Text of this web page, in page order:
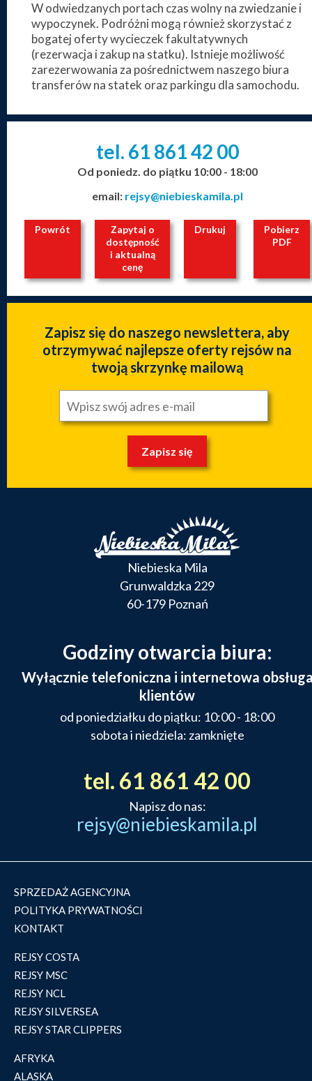
W odwiedzanych portach czas wolny na zwiedzanie i
wypoczynek. Podróżni mogą również skorzystać z
bogatej oferty wycieczek fakultatywnych
(rezerwacja i zakup na statku). Istnieje możliwość
zarezerwowania za pośrednictwem naszego biura
transferów na statek oraz parkingu dla samochodu.
tel. 61 86142 00
Od poniedz. do piątku 10:00 - 18:00
email: rejsy@niebieskamila.pl
Powrót
Zapytaj o
dostępność
i aktualną
cenę
Drukuj
Pobierz
PDF
Zapisz się do naszego newslettera, aby
otrzymywać najlepsze oferty rejsów na
twoją skrzynkę mailową
Zapisz się
Niebieska Mila
Grunwaldzka 229
60-179 Poznań
Godziny otwarcia biura:
Wyłącznie telefoniczna i internetowa
klientów
od poniedziałku do piątku: 10:00 - 18:00
sobota i niedziela: zamknięte
tel. 61 861 42 00
Napisz do nas:
rejsy@niebieskamila.pl
SPRZEDAŻ AGENCYJNA
POLITYKA PRYWATNOŚCI
KONTAKT
REJSY COSTA
REJSY MSC
REJSY NCL
REJSY SILVERSEA
REJSY STAR CLIPPERS
AFRYKA
ALASKA